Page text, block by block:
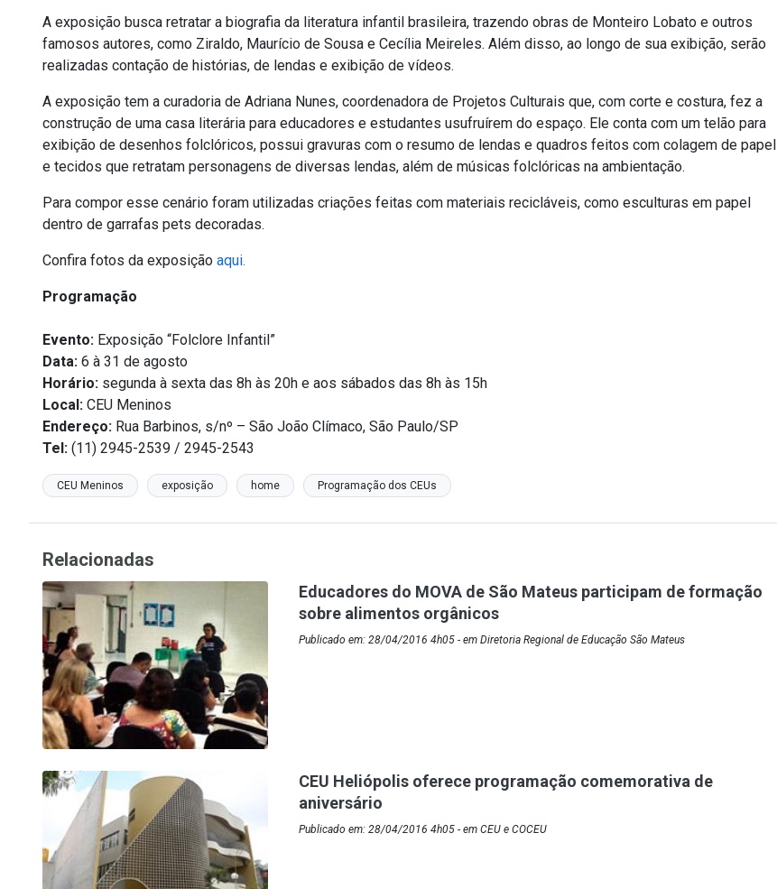
A exposição busca retratar a biografia da literatura infantil brasileira, trazendo obras de Monteiro Lobato e outros
famosos autores, como Ziraldo, Maurício de Sousa e Cecília Meireles. Além disso, ao longo de sua exibição, serão
realizadas contação de histórias, de lendas e exibição de vídeos.
A exposição tem a curadoria de Adriana Nunes, coordenadora de Projetos Culturais que, com corte e costura, fez a
construção de uma casa literária para educadores e estudantes usufruírem do espaço. Ele conta com um telão para
exibição de desenhos folclóricos, possui gravuras com o resumo de lendas e quadros feitos com colagem de papel
e tecidos que retratam personagens de diversas lendas, além de músicas folclóricas na ambientação.
Para compor esse cenário foram utilizadas criações feitas com materiais recicláveis, como esculturas em papel
dentro de garrafas pets decoradas.
Confira fotos da exposição aqui.
Programação
Evento: Exposição “Folclore Infantil”
Data: 6 à 31 de agosto
Horário: segunda à sexta das 8h às 20h e aos sábados das 8h às 15h
Local: CEU Meninos
Endereço: Rua Barbinos, s/nº – São João Clímaco, São Paulo/SP
Tel: (11) 2945-2539 / 2945-2543
CEU Meninos exposição home Programação dos CEUs
Relacionadas
Educadores do MOVA de São Mateus participam de formação
sobre alimentos orgânicos
Publicado em: 28/04/2016 4h05 - em Diretoria Regional de Educação São Mateus
CEU Heliópolis oferece programação comemorativa de
aniversário
Publicado em: 28/04/2016 4h05 - em CEU e COCEU